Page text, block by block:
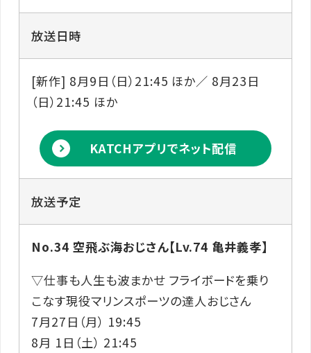
放送日時
[新作] 8月9日（日）21:45 ほか／ 8月23日
（日）21:45 ほか
KATCHアプリでネット配信
放送予定
No.34 空飛ぶ海おじさん【Lv.74 亀井義孝】
▽仕事も人生も波まかせ フライボードを乗り
こなす現役マリンスポーツの達人おじさん
7月27日（月） 19:45
8月 1日（土） 21:45